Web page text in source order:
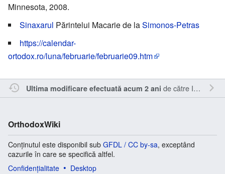
Minnesota, 2008.
Sinaxarul Părintelui Macarie de laSimonos-Petras
https://calendar-
ortodox.ro/luna/februarie/februarie09.htm
Ultima modificare efectuată acum 2 ani de către Inistea .
OrthodoxWiki
Conținutul este disponibil sub GFDL / CC by-sa, exceptând
cazurile în care se specifică altfel.
Confidențialitate
Desktop